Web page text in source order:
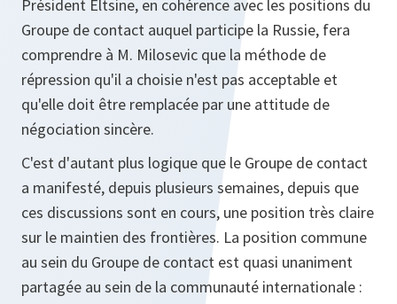
Président Eltsine, en cohérence avec les positions du
Groupe de contact auquel participe la Russie, fera
comprendre à M. Milosevic que la méthode de
répression qu'il a choisie n'est pas acceptable et
qu'elle doit être remplacée par une attitude de
négociation sincère.
C'est d'autant plus logique que le Groupe de contact
a manifesté, depuis plusieurs semaines, depuis que
ces discussions sont en cours, une position très claire
sur le maintien des frontières. La position commune
au sein du Groupe de contact est quasi unaniment
partagée au sein de la communauté internationale :